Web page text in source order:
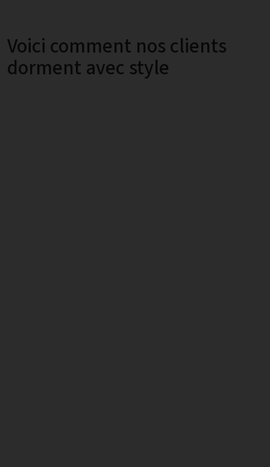
Voici comment nos clients
dorment avec style